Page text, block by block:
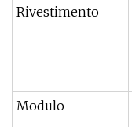
Rivestimento
Modulo